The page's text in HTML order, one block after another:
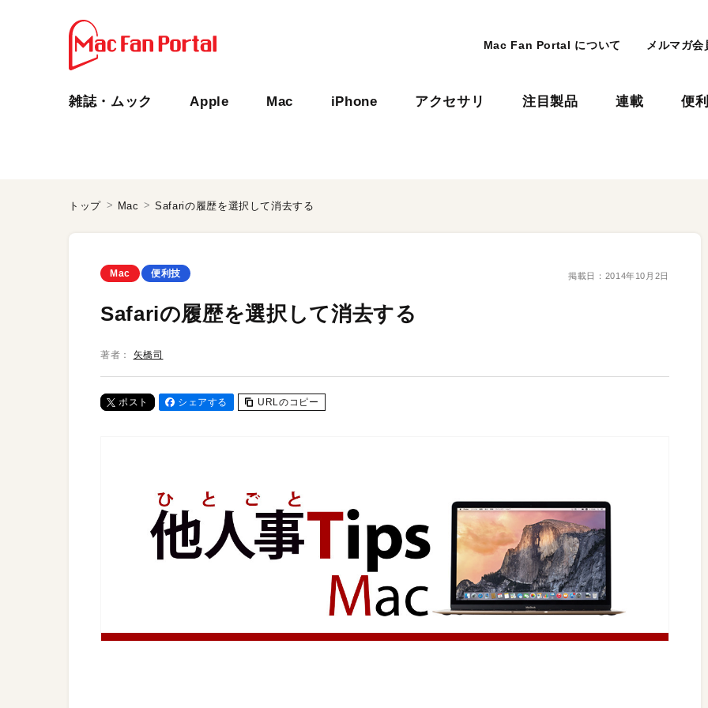
Mac Fan Portal について メルマガ会
雑誌・ムック Apple Mac iPhone アクセサリ 注目製品 連載 便
トップ Mac Safariの履歴を選択して消去する
Mac 便利技 掲載日： 2014年10月2日
Safariの履歴を選択して消去する
著者： 矢橋司
ポスト シェアする URLのコピー